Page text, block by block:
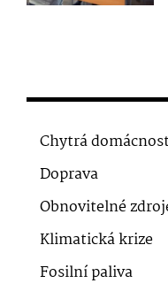
Chytrá
Doprava
Obnovitelné
Klimatická krize
Fosilní paliva